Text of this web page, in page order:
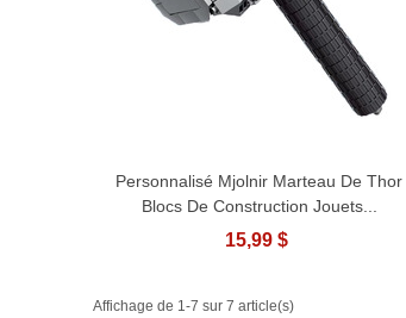
Afficher Plus
Personnalisé Mjolnir Marteau De Thor
Blocs De Construction Jouets...
15,99 $
Affichage de 1-7 sur 7 article(s)